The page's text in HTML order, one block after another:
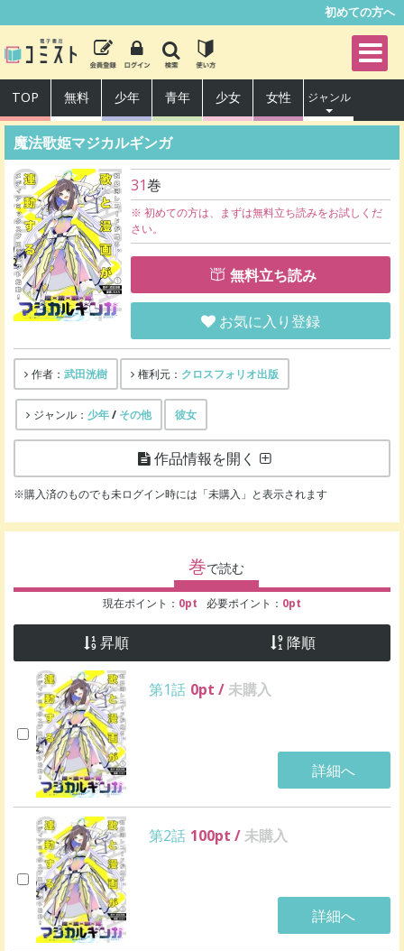
初めての方へ
TOP 無料 少年 青年 少女 女性 ジャンル
魔法歌姫マジカルギンガ
31巻
※ 初めての方は、まずは無料立ち読みをお試しくだ
さい。
無料立ち読み
お気に入り登録
作者： 武田洸樹 権利元： クロスフォリオ出版
ジャンル： 少年/ その他 彼女
作品情報を開く
※購入済のものでも未ログイン時には「未購入」と表示されます
巻で読む
現在ポイント： 0pt 必要ポイント： 0pt
昇順 降順
第1話 0pt /未購入
詳細へ
第2話 100pt /未購入
詳細へ